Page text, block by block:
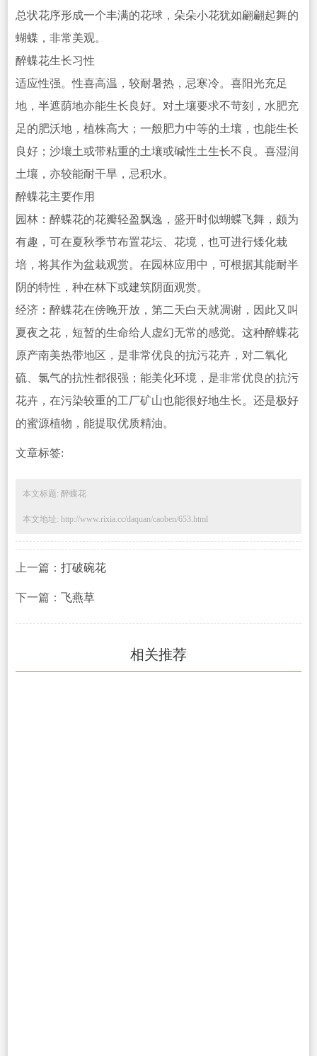
总状花序形成一个丰满的花球，朵朵小花犹如翩翩起舞的
蝴蝶，非常美观。
醉蝶花生长习性
适应性强。性喜高温，较耐暑热，忌寒冷。喜阳光充足
地，半遮荫地亦能生长良好。对土壤要求不苛刻，水肥充
足的肥沃地，植株高大；一般肥力中等的土壤，也能生长
良好；沙壤土或带粘重的土壤或碱性土生长不良。喜湿润
土壤，亦较能耐干旱，忌积水。
醉蝶花主要作用
园林：醉蝶花的花瓣轻盈飘逸，盛开时似蝴蝶飞舞，颇为
有趣，可在夏秋季节布置花坛、花境，也可进行矮化栽
培，将其作为盆栽观赏。在园林应用中，可根据其能耐半
阴的特性，种在林下或建筑阴面观赏。
经济：醉蝶花在傍晚开放，第二天白天就凋谢，因此又叫
夏夜之花，短暂的生命给人虚幻无常的感觉。这种醉蝶花
原产南美热带地区，是非常优良 的抗污花卉，对二氧化
硫、氯气的抗性都很强；能美化环境，是非常优良的抗污
花卉，在污染较重的工厂矿山也能很好地生长。还是极好
的蜜源植物，能提取优质精油。
文章标签:
本文标题: 醉蝶花
本文地址: http://www.rixia.cc/daquan/caoben/653.html
上一篇： 打破碗花
下一篇： 飞燕草
相关推荐